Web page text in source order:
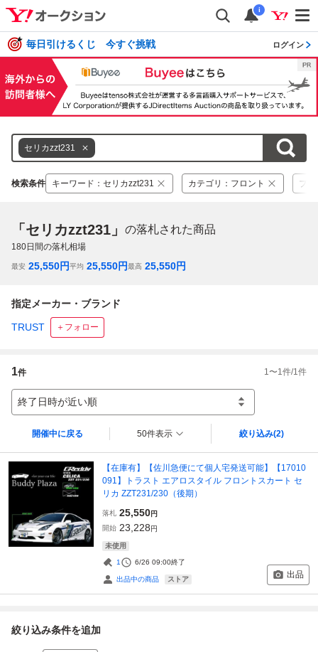
i
毎日引けるくじ 今すぐ挑戦 ログイン
セリカzzt231
検索条件 キーワード ： セリカzzt231 カテゴリ ： フロント ブラ
「セリカzzt231」 の落札された商品
180日間の落札相場
最安 25,550円平均 25,550円最高 25,550円
指定メーカー・ブランド
TRUST ＋フォロー
1件 1 〜1 件/1 件
終了日時が近い順
開催中に戻る 50件表示 絞り込み(2)
【在庫有】【佐川急便にて個人宅発送可能】【17010
091】トラスト エアロスタイル フロントスカート セ
リカ ZZT231/230（後期）
落札 25,550円
開始 23,228円
未使用
1 6/26 09:00終了
出品中の商品 ストア 出品
絞り込み条件を追加